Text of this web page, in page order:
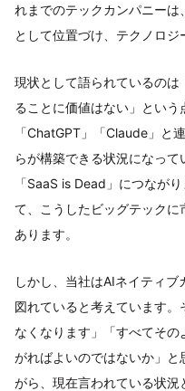
れまでのテックカンパニー
として位置づけ、テクノロジ
現状として語られているの
ることに価値はない」という
「ChatGPT」「Claude」と
らが構築できる状況になっ
「SaaS is Dead」につなが
て、こうしたビッグテック
あります。
しかし、当社はAIネイティ
図れていると考えています
なくなります」「すべてそ
がればよいのではないか」
がら、現在言われている状